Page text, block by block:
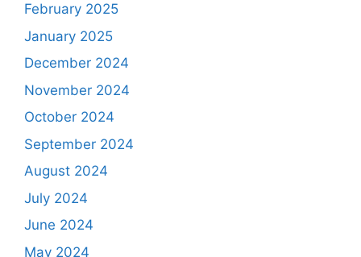
February 2025
January 2025
December 2024
November 2024
October 2024
September 2024
August 2024
July 2024
June 2024
May 2024